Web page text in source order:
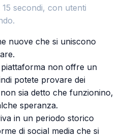
secondi, con utenti
nuove che si uniscono
non offre un
potete provare dei
sia detto che funzionino,
speranza.
in un periodo storico
di social media che si